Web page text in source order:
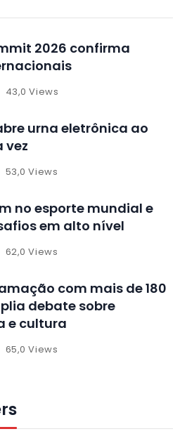
2026 confirma
43,0 Views
urna eletrônica ao
vez
53,0 Views
no esporte mundial e
em alto nível
62,0 Views
com mais de 180
debate sobre
e cultura
65,0 Views